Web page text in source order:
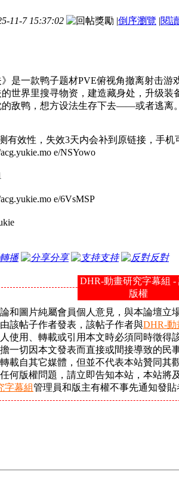
11-7 15:37:02 |倒序瀏覽 |閱
》是一款鸭子题材PVE俯视角撤离射击游
世界里搜寻物资，建造藏身处，升级装
敌鸭，想方设法生存下去——或者逃离。
有效性，失效3天内会补到原链接，手机
e/NSYowo
e/6VsMSP
轉播 分享 支持 反對
DHR-動畫研究字幕組 -
版權
和圖片純屬會員個人意見，與本論壇立
該帖子作者發表，該帖子作者與DHR-動
使用、轉載或引用本文時必須同時徵得
一切因本文發表而直接或間接導致的民
載自其它媒體，但並不代表本站贊同其
何版權問題，請立即告知本站，本站將
字幕組管理員和版主有權不事先通知發